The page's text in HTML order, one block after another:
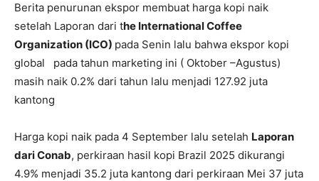
Berita penurunan ekspor membuat harga kopi naik
setelah Laporan dari the International Coffee
Organization (ICO) pada Senin lalu bahwa ekspor kopi
global pada tahun marketing ini ( Oktober –Agustus)
masih naik 0.2% dari tahun lalu menjadi 127.92 juta
kantong
Harga kopi naik pada 4 September lalu setelah Laporan
dari Conab, perkiraan hasil kopi Brazil 2025 dikurangi
4.9% menjadi 35.2 juta kantong dari perkiraan Mei 37 juta